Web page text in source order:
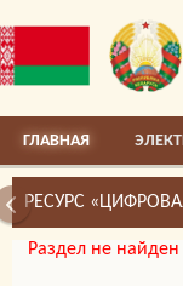
ГЛАВНАЯ
РЕСУРС
Раздел не найден